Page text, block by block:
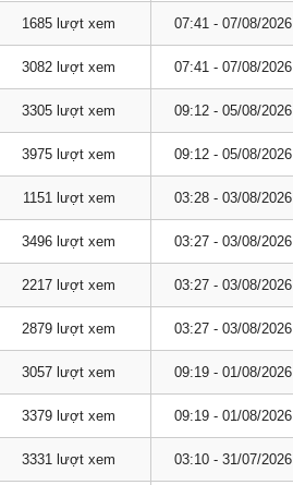
1685 lượt xem 07:41 - 07/08/2026
3082 lượt xem 07:41 - 07/08/2026
3305 lượt xem 09:12 - 05/08/2026
3975 lượt xem 09:12 - 05/08/2026
1151 lượt xem 03:28 - 03/08/2026
3496 lượt xem 03:27 - 03/08/2026
2217 lượt xem 03:27 - 03/08/2026
2879 lượt xem 03:27 - 03/08/2026
3057 lượt xem 09:19 - 01/08/2026
3379 lượt xem 09:19 - 01/08/2026
3331 lượt xem 03:10 - 31/07/2026